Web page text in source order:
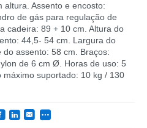
altura. Assento e encosto:
de gás para regulação de
cadeira: 89 + 10 cm. Altura do
44,5- 54 cm. Largura do
assento: 58 cm. Braços:
de 6 cm Ø. Horas de uso: 5
suportado: 10 kg / 130